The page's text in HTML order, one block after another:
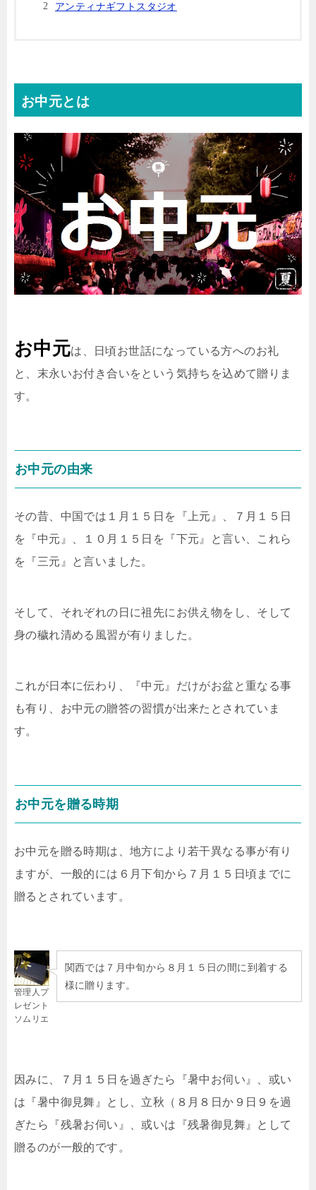
アンティナギフトスタジオ
お中元とは
お中元は、日頃お世話になっている方へのお礼
と、末永いお付き合いをという気持ちを込めて贈りま
す。
お中元の由来
その昔、中国では１月１５日を『上元』、７月１５日
を『中元』、１０月１５日を『下元』と言い、これら
を『三元』と言いました。
そして、それぞれの日に祖先にお供え物をし、そして
身の穢れ清める風習が有りました。
これが日本に伝わり、『中元』だけがお盆と重なる事
も有り、お中元の贈答の習慣が出来たとされていま
す。
お中元を贈る時期
お中元を贈る時期は、地方により若干異なる事が有り
ますが、一般的には６月下旬から７月１５日頃までに
贈るとされています。
管理人プ
レゼント
ソムリエ
関西では７月中旬から８月１５日の間に到着する
様に贈ります。
因みに、７月１５日を過ぎたら『暑中お伺い』、或い
は『暑中御見舞』とし、立秋（８月８日か９日９を過
ぎたら『残暑お伺い』、或いは『残暑御見舞』として
贈るのが一般的です。